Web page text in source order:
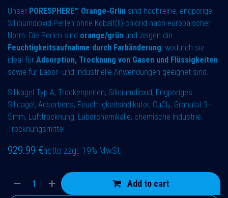
Unser PORESPHERE™ Orange-Grün sind hochreine, engporige
Siliciumdioxid-Perlen ohne Kobalt(II)-chlorid nach europäischer
Norm. Die Perlen sind orange/grün und zeigen die
Feuchtigkeitsaufnahme durch Farbänderung, wodurch sie
ideal für Adsorption, Trocknung von Gasen und Flüssigkeiten
sowie für Labor- und industrielle Anwendungen geeignet sind.
Silikagel Typ A, Trockenperlen, Siliciumdioxid, Engporiges
Silicagel, Adsorbens, Feuchtigkeitsindikator, CuCl₂, Granulat 3–
5 mm, Lufttrocknung, Laborchemikalie, chemische Industrie,
Trocknungsmittel
929.99 €netto zzgl. 19% MwSt.
Add to cart